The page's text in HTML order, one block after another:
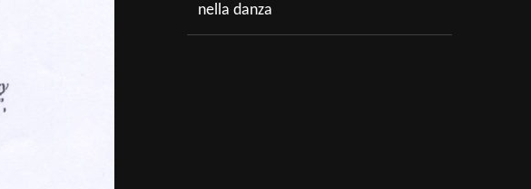
nella danza